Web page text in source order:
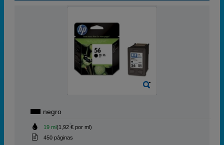
negro
19 ml(1,92 € por ml)
450 páginas